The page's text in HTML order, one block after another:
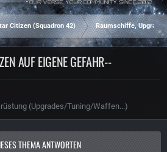
Citizen (Squadron 42) Raumschiffe,
AUF EIGENE GEFAHR--
(Upgrades/Tuning/Waffen...)
THEMA ANTWORTEN